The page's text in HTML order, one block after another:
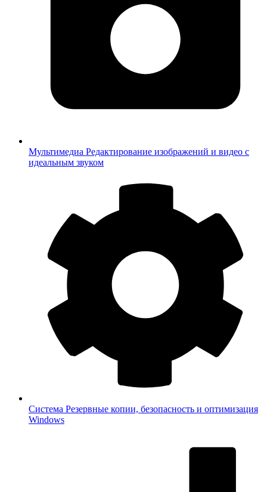
Мультимедиа Редактирование изображений и видео с
идеальным звуком
Система Резервные копии, безопасность и оптимизация
Windows